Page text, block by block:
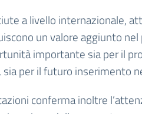
a livello internazionale,
un valore aggiunto
importante sia per il
sia per il futuro inserimento
conferma inoltre